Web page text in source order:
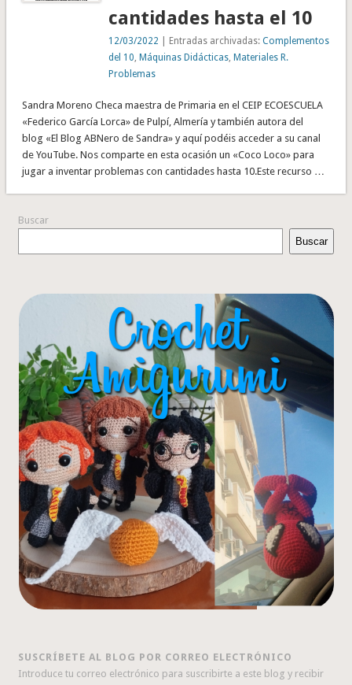
cantidades hasta el 10
12/03/2022 | Entradas archivadas:Complementos
del 10 ,Máquinas Didácticas ,Materiales R.
Problemas
Sandra Moreno Checa maestra de Primaria en el CEIP ECOESCUELA
«Federico García Lorca» de Pulpí, Almería y también autora del
blog «El Blog ABNero de Sandra» y aquí podéis acceder a su canal
de YouTube. Nos comparte en esta ocasión un «Coco Loco» para
jugar a inventar problemas con cantidades hasta 10.Este recurso …
Buscar
Buscar
SUSCRÍBETE AL BLOG POR CORREO ELECTRÓNICO
Introduce tu correo electrónico para suscribirte a este blog y recibir